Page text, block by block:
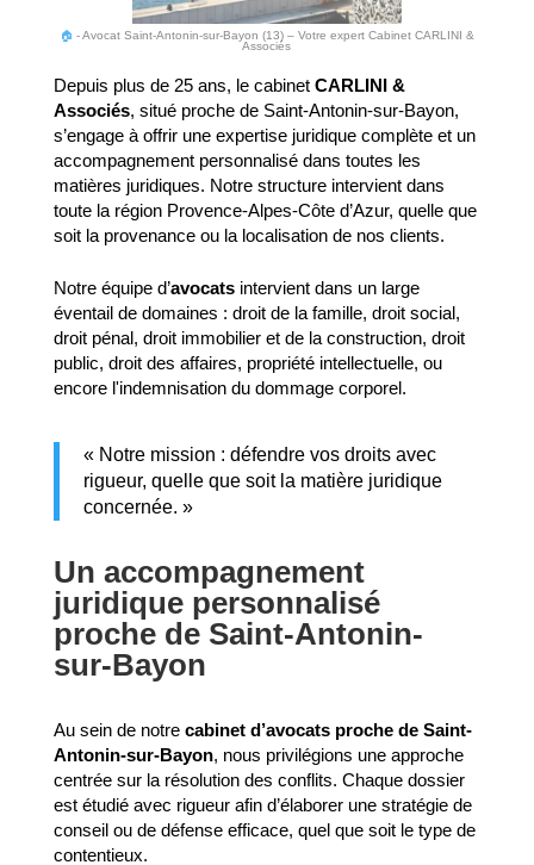
🏠 -Avocat Saint-Antonin-sur-Bayon (13) – Votre expert Cabinet CARLINI &
Associés
Depuis plus de 25 ans, le cabinet CARLINI &
Associés, situé proche de Saint-Antonin-sur-Bayon,
s’engage à offrir une expertise juridique complète et un
accompagnement personnalisé dans toutes les
matières juridiques. Notre structure intervient dans
toute la région Provence-Alpes-Côte d’Azur, quelle que
soit la provenance ou la localisation de nos clients.
Notre équipe d’avocatsintervient dans un large
éventail de domaines : droit de la famille, droit social,
droit pénal, droit immobilier et de la construction, droit
public, droit des affaires, propriété intellectuelle, ou
encore l'indemnisation du dommage corporel.
« Notre mission : défendre vos droits avec
rigueur, quelle que soit la matière juridique
concernée. »
Un accompagnement
juridique personnalisé
proche de Saint-Antonin-
sur-Bayon
Au sein de notre cabinet d’avocats proche de Saint-
Antonin-sur-Bayon, nous privilégions une approche
centrée sur la résolution des conflits. Chaque dossier
est étudié avec rigueur afin d’élaborer une stratégie de
conseil ou de défense efficace, quel que soit le type de
contentieux.